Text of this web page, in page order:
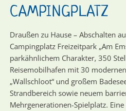
CAMPINGPLATZ
Draußen zu Hause – Abschalten
Campingplatz Freizeitpark „Am
parkähnlichem Charakter, 350
Reisemobilhafen mit 30
„Wallschloot“ und großem
Strandbereich sowie neuem
Mehrgenerationen-Spielplatz.